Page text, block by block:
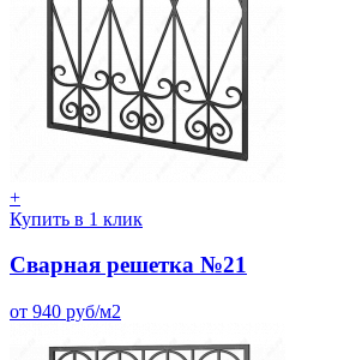
+
Купить в 1 клик
Сварная решетка №21
от 940 руб/м2